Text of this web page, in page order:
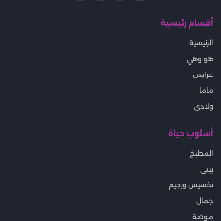
أقسام رئيسية
الرئيسية
هو وهي
عرايس
ماما
ولادى
أسلوب حياة
المطبخ
بيتى
تخسيس ورجيم
جمال
موضة